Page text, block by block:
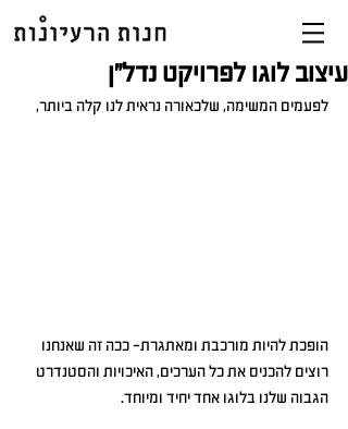
עיצוב לוגו לפרויקט נדל"ן
לפעמים המשימה, שלכאורה נראית לנו קלה ביותר,
הופכת להיות מורכבת ומאתגרת- ככה זה שאנחנו
רוצים להכניס את כל הערכים, האיכויות והסטנדרט
הגבוה שלנו בלוגו אחד יחיד ומיוחד.